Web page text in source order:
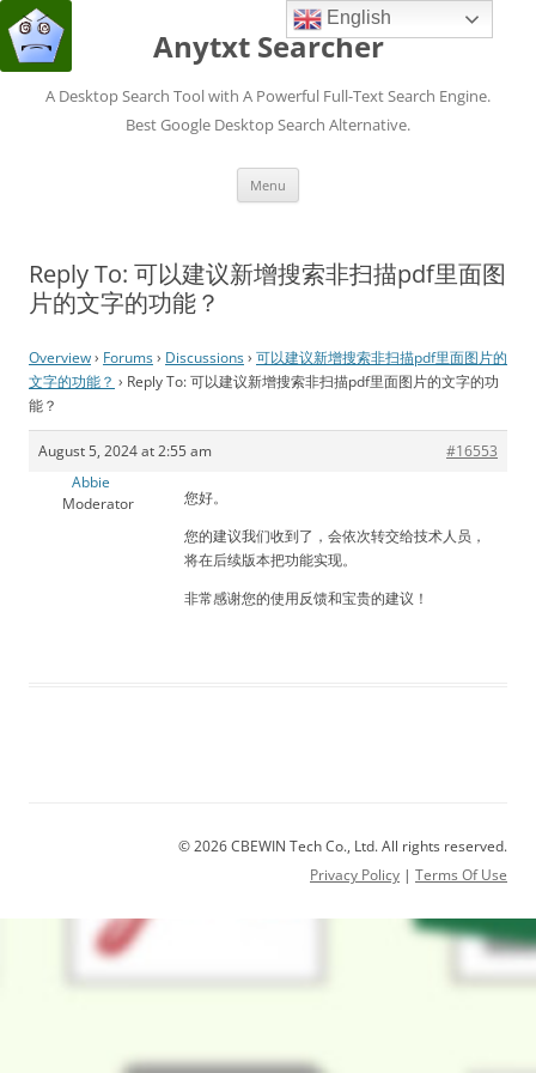
Anytxt Searcher
A Desktop Search Tool with A Powerful Full-Text Search Engine.
Best Google Desktop Search Alternative.
Menu
Reply To: 可以建议新增搜索非扫描pdf里面图
片的文字的功能？
Overview› Forums› Discussions› 可以建议新增搜索非扫描pdf里面图片的
文字的功能？ › Reply To: 可以建议新增搜索非扫描pdf里面图片的文字的功
能？
August 5, 2024 at 2:55 am
#16553
Abbie
Moderator
您好。
您的建议我们收到了，会依次转交给技术人员，
将在后续版本把功能实现。
非常感谢您的使用反馈和宝贵的建议！
© 2026 CBEWIN Tech Co., Ltd. All rights reserved.
Privacy Policy | Terms Of Use
English